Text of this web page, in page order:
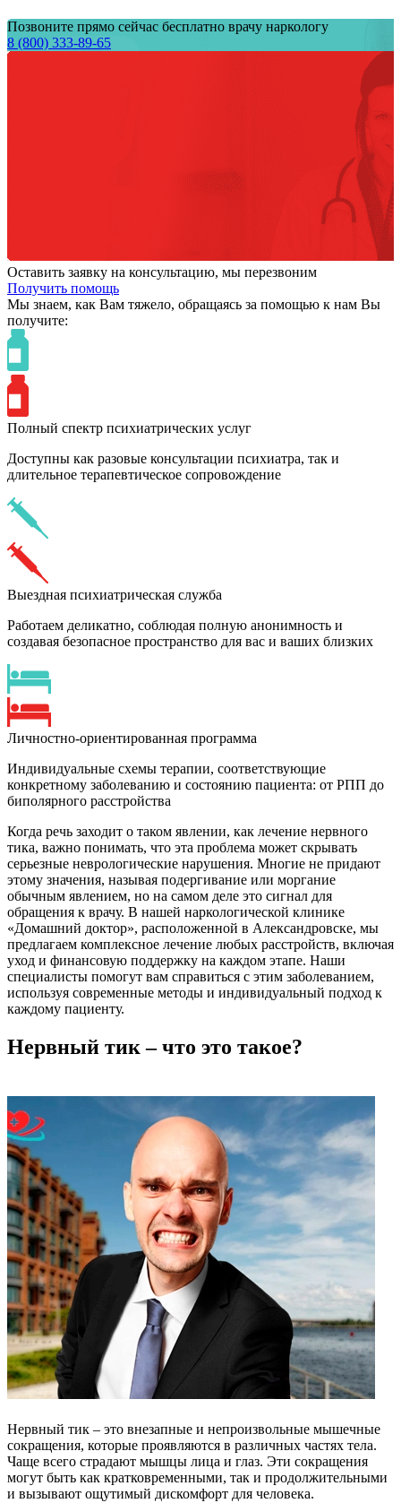
Позвоните прямо сейчас бесплатно врачу наркологу
8 (800) 333-89-65
Оставить заявку на консультацию, мы перезвоним
Получить помощь
Мы знаем, как Вам тяжело, обращаясь за помощью к нам Вы
получите:
Полный спектр психиатрических услуг
Доступны как разовые консультации психиатра, так и
длительное терапевтическое сопровождение
Выездная психиатрическая служба
Работаем деликатно, соблюдая полную анонимность и
создавая безопасное пространство для вас и ваших близких
Личностно-ориентированная программа
Индивидуальные схемы терапии, соответствующие
конкретному заболеванию и состоянию пациента: от РПП до
биполярного расстройства
Когда речь заходит о таком явлении, как лечение нервного
тика, важно понимать, что эта проблема может скрывать
серьезные неврологические нарушения. Многие не придают
этому значения, называя подергивание или моргание
обычным явлением, но на самом деле это сигнал для
обращения к врачу. В нашей наркологической клинике
«Домашний доктор», расположенной в Александровске, мы
предлагаем комплексное лечение любых расстройств, включая
уход и финансовую поддержку на каждом этапе. Наши
специалисты помогут вам справиться с этим заболеванием,
используя современные методы и индивидуальный подход к
каждому пациенту.
Нервный тик – что это такое?
Нервный тик – это внезапные и непроизвольные мышечные
сокращения, которые проявляются в различных частях тела.
Чаще всего страдают мышцы лица и глаз. Эти сокращения
могут быть как кратковременными, так и продолжительными
и вызывают ощутимый дискомфорт для человека.